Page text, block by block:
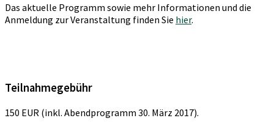
Das aktuelle Programm sowie mehr Informationen und die
Anmeldung zur Veranstaltung finden Sie hier.
Teilnahmegebühr
150 EUR (inkl. Abendprogramm 30. März 2017).